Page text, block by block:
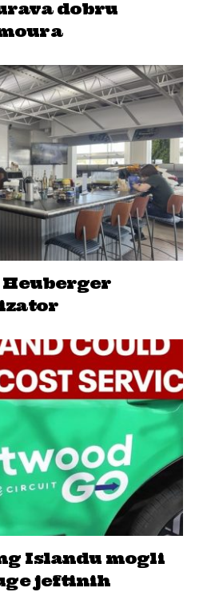
dobru
Heuberger
Islandu mogli
jeftinih